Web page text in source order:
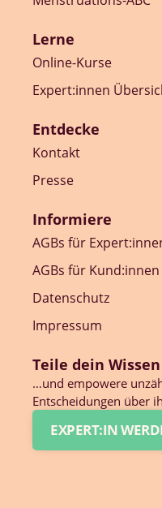
Lerne
Online-Kurse
Expert:innen
Entdecke
Kontakt
Presse
Informiere
AGBs für
AGBs für Kund:innen
Datenschutz
Impressum
Teile dein Wissen
…und empowere
Entscheidungen über
EXPERT:IN